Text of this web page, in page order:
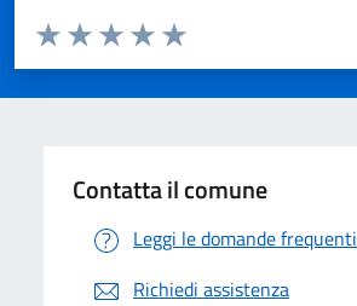
Valuta da 1 a 5 stelle la pagina
Valuta 5 stelle su 5
Valuta 4 stelle su 5
Valuta 3 stelle su 5
Valuta 2 stelle su 5
Valuta 1 stelle su 5
Contatta il comune
Leggi le domande frequenti
Richiedi assistenza